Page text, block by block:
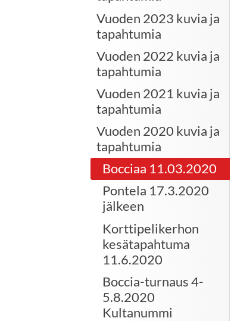
Vuoden 2023 kuvia ja
tapahtumia
Vuoden 2022 kuvia ja
tapahtumia
Vuoden 2021 kuvia ja
tapahtumia
Vuoden 2020 kuvia ja
tapahtumia
Bocciaa 11.03.2020
Pontela 17.3.2020
jälkeen
Korttipelikerhon
kesätapahtuma
11.6.2020
Boccia-turnaus 4-
5.8.2020
Kultanummi